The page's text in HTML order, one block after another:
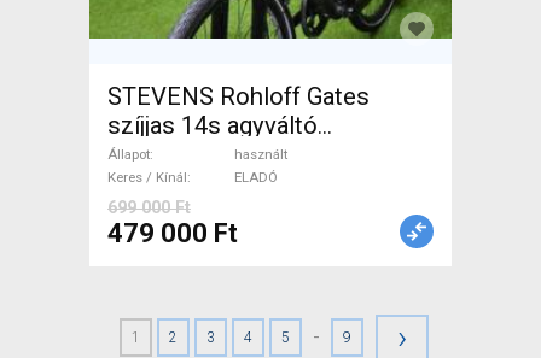
STEVENS Rohloff Gates
szíjjas 14s agyváltó
Trekking/cross használt
ELADÓ
Állapot
használt
Keres / Kínál
ELADÓ
699 000 Ft
479 000 Ft
1 2 3 4 5 - 9 ›